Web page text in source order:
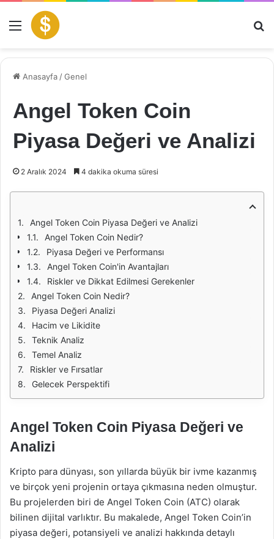
Menü
Anasayfa /Genel
Angel Token Coin
Piyasa Değeri ve Analizi
2 Aralık 2024 4 dakika okuma süresi
Angel Token Coin Piyasa Değeri ve Analizi
Angel Token Coin Nedir?
Piyasa Değeri ve Performansı
Angel Token Coin'in Avantajları
Riskler ve Dikkat Edilmesi Gerekenler
Angel Token Coin Nedir?
Piyasa Değeri Analizi
Hacim ve Likidite
Teknik Analiz
Temel Analiz
Riskler ve Fırsatlar
Gelecek Perspektifi
Angel Token Coin Piyasa Değeri ve
Analizi
Kripto para dünyası, son yıllarda büyük bir ivme kazanmış
ve birçok yeni projenin ortaya çıkmasına neden olmuştur.
Bu projelerden biri de Angel Token Coin (ATC) olarak
bilinen dijital varlıktır. Bu makalede, Angel Token Coin’in
piyasa değeri, potansiyeli ve analizi hakkında detaylı